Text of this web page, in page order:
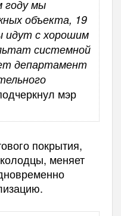
году мы
объекта, 19
идут с хорошим
системной
департамент
мэр
покрытия,
меняет